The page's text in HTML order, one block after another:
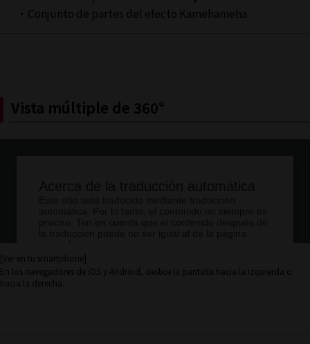
・Conjunto de partes del efecto Kamehameha
Vista múltiple de 360°
[Ver en tu smartphone]
En los navegadores de iOS y Android, deslice la pantalla hacia la izquierda o
hacia la derecha.